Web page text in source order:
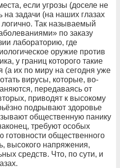
если угрозы (доселе не
задачи (на наших глазах
Так называемый
по заказу
лабораторию, где
оружие против
у границ которого такие
(а их по миру на сегодня уже
вирусы, которые, во-
передаваясь от
приводят к высокому
подрывают здоровье
общественную панику
требуют особых
готовности общественного
высокого напряжения,
средств. Что, по сути, и